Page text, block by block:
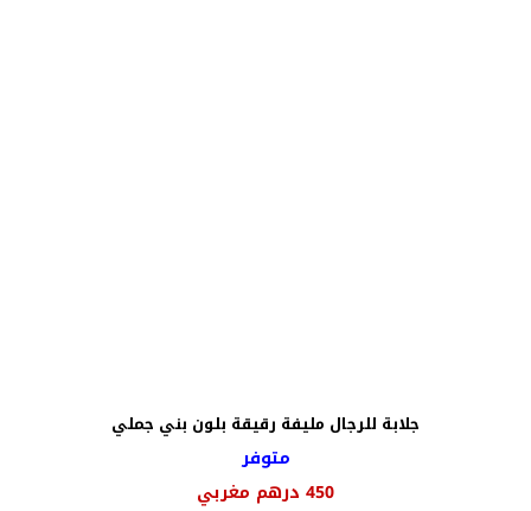
جلابة للرجال مليفة رقيقة بلون بني جملي
متوفر
450 درهم مغربي